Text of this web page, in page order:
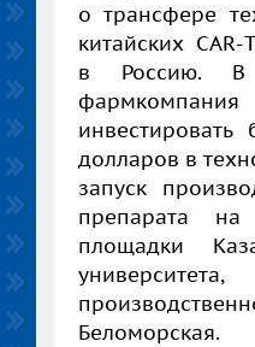
о трансфере
китайских CAR-
в Россию. В
долларов в
запуск
препарата
площадки
Беломорская.